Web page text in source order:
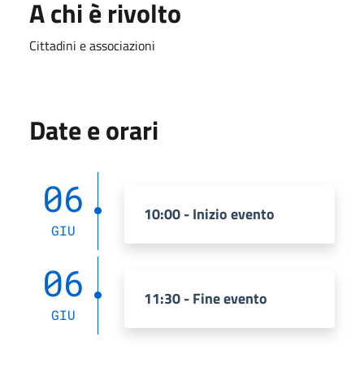
A chi è rivolto
Cittadini e associazioni
Date e orari
06
GIU
10:00 - Inizio evento
06
GIU
11:30 - Fine evento